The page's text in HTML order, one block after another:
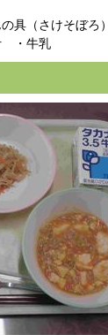
具（さけそぼろ
・牛乳